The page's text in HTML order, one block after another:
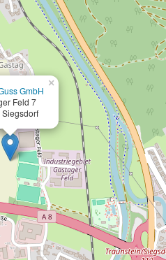
GmbH
Feld 7
×